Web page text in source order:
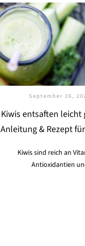
September 26,
Kiwis entsaften leicht
Anleitung & Rezept
Kiwis sind reich an
Antioxidantien